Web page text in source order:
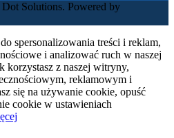
Solutions. Powered by
spersonalizowania treści i reklam,
i analizować ruch w naszej
korzystasz z naszej witryny,
reklamowym i
się na używanie cookie, opuść
cookie w ustawieniach